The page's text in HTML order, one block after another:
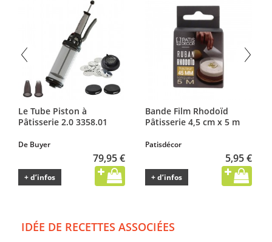
Le Tube Piston à
Pâtisserie 2.0 3358.01
De Buyer
79,95 €
+ d’infos
Bande Film Rhodoïd
Pâtisserie 4,5 cm x 5 m
Patisdécor
5,95 €
+ d’infos
IDÉE DE RECETTES ASSOCIÉES